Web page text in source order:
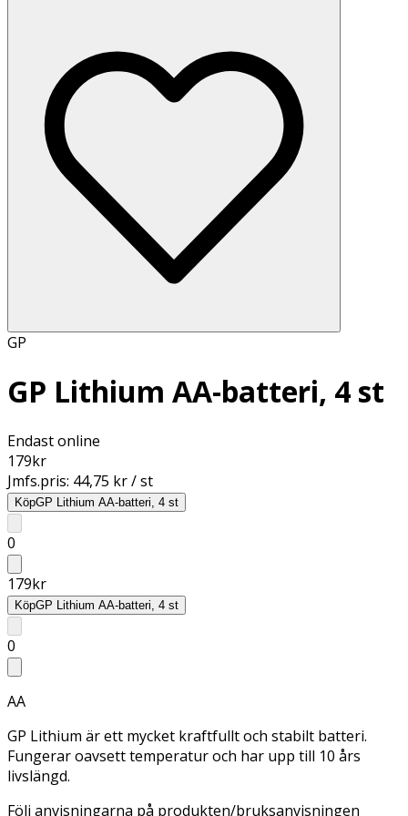
GP
GP Lithium AA-batteri, 4 st
Endast online
179kr
Jmfs.pris: 44,75 kr / st
KöpGP Lithium AA-batteri, 4 st
0
179kr
KöpGP Lithium AA-batteri, 4 st
0
AA
GP Lithium är ett mycket kraftfullt och stabilt batteri.
Fungerar oavsett temperatur och har upp till 10 års
livslängd.
Följ anvisningarna på produkten/bruksanvisningen